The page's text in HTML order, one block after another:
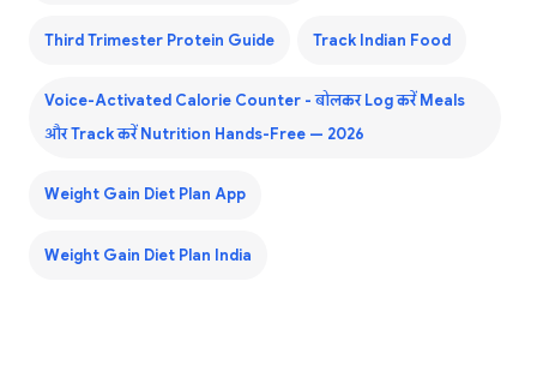
Third Trimester Protein Guide Track Indian Food
Voice-Activated Calorie Counter - बोलकर Log करें Meals
और Track करें Nutrition Hands-Free — 2026
Weight Gain Diet Plan App
Weight Gain Diet Plan India